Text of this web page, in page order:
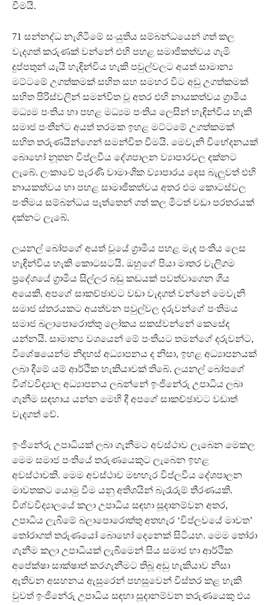
වීමයි.
71 සන්නද්ධ නැගිටීමේ සංයුතිය සම්බන්ධයෙන් ගත් කල
වැදගත් කරුණක් වන්නේ එහි පහළ සමාජිකත්වය ගැමි
දුප්පතුන් යැයි හැඳින්විය හැකි පවුල්වලට අයත් සාමාන්‍ය
මට්ටමේ උගත්කමක් සහිත සහ සමහර විට අඩු උගත්කමක්
සහිත පිරිස්වලින් සමන්විත වූ අතර එහි නායකත්වය ග්‍රාමීය
මධ්‍යම පංතිය හා පහළ මධ්‍යම පංතිය ලෙසින් හැඳින්විය හැකි
සමාජ පංතීන්ට අයත් තරමක ඉහළ මට්ටමේ උගත්කමක්
සහිත තරුණයින්ගෙන් සමන්විත වීමයි. මෙවැනි විභේදනයක්
බොහෝ නූතන විප්ලවීය දේශපාලන ව්‍යාපාරවල දක්නට
ලැබේ. ලංකාවේ පැරණි වාමාංශික ව්‍යාපාරය දෙස බැලුවත් එහි
නායකත්වය හා පහළ සාමාජිකත්වය අතර එම කොටස්වල
පංතිමය සම්බන්ධය පැත්තෙන් ගත් කල මීටත් වඩා පරතරයක්
දක්නට ලැබේ.
ලයනල් බෝපගේ අයත් වූයේ ග්‍රාමීය පහළ මැද පංතිය ලෙස
හැඳින්විය හැකි කොටසටයි. ඔහුගේ පියා මාතර වැලිගම
ප්‍රදේශයේ ග්‍රාමීය සිල්ලර බඩු කඩයක් පවත්වාගෙන ගිය
අයෙකි. අපගේ සාකච්ඡාවට වඩා වැදගත් වන්නේ මෙවැනි
සමාජ ස්තරයකට අයත්වන පවුල්වල දරුවන්ගේ පංතිමය
සමාජ බලාපොරොත්තු ලෝකය සකස්වන්නේ කෙසේද
යන්නයි. සාමාන්‍ය වශයෙන් මේ පංතියට තමන්ගේ දරුවන්ට,
විශේෂයෙන්ම නිදහස් අධ්‍යාපනය ද නිසා, ඉහළ අධ්‍යාපනයක්
ලබා දීමේ යම් ආර්ථික හැකියාවක් තිබේ. ලයනල් බෝපගේ
විශ්වවිද්‍යාල අධ්‍යාපනය ලබන්නේ ඉංජිනේරු උපාධිය ලබා
ගැනීම සඳහාය යන්න මෙහි දී අපගේ සාකච්ඡාවට වඩාත්
වැදගත් වේ.
ඉංජිනේරු උපාධියක් ලබා ගැනීමට අවස්ථාව ලැබෙන මෙකල
මෙම සමාජ පංතියේ තරුණයෙකුට ලැබෙන ඉහළ
අවස්ථාවකි. මෙම අවස්ථාව මඟහැර විප්ලවීය දේශපාලන
මාවතකට යොමු වීම යනු අතිශයින් බැරෑරුම් තීරණයකි.
විශ්වවිද්‍යාලයේ කලා උපාධිය සඳහා සූදානම්වන අතර,
උපාධිය ලැබීමේ බලාපොරොත්තු අතහැර ‘විප්ලවයේ මාවත’
තෝරාගත් තරුණයෝ බොහෝ දෙනෙක් සිටියහ. මෙම තෝරා
ගැනීම කලා උපාධියක් ලැබීමෙන් සිය සමාජ හා ආර්ථික
අපේක්ෂා සාක්ෂාත් කරගැනීමට තිබූ අඩු හැකියාව නිසා
ඇතිවන අසහනය ඇසුරෙන් පහසුවෙන් විස්තර කළ හැකි
වුවත් ඉංජිනේරු උපාධිය සඳහා සූදානම්වන තරුණයෙකු එය